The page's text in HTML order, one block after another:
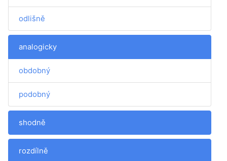
odlišně
analogicky
obdobný
podobný
shodně
rozdílně